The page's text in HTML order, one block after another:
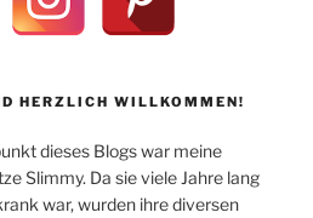
HERZLICH WILLKOMMEN!
dieses Blogs war meine
Slimmy. Da sie viele Jahre lang
war, wurden ihre diversen